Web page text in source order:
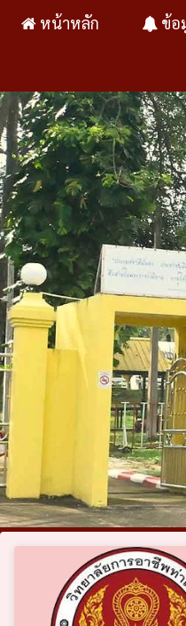
หน้าหลัก ข้อ